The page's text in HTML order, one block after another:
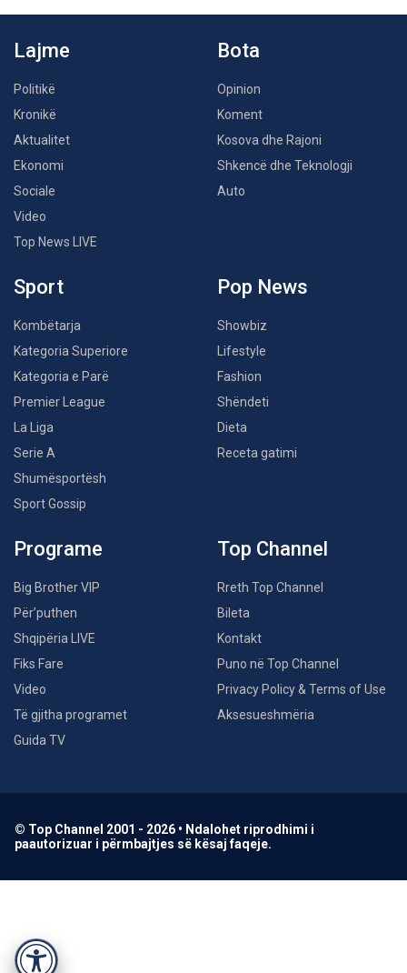
Lajme
Politikë
Kronikë
Aktualitet
Ekonomi
Sociale
Video
Top News LIVE
Bota
Opinion
Koment
Kosova dhe Rajoni
Shkencë dhe Teknologji
Auto
Sport
Kombëtarja
Kategoria Superiore
Kategoria e Parë
Premier League
La Liga
Serie A
Shumësportësh
Sport Gossip
Pop News
Showbiz
Lifestyle
Fashion
Shëndeti
Dieta
Receta gatimi
Programe
Big Brother VIP
Për’puthen
Shqipëria LIVE
Fiks Fare
Video
Të gjitha programet
Guida TV
Top Channel
Rreth Top Channel
Bileta
Kontakt
Puno në Top Channel
Privacy Policy & Terms of Use
Aksesueshmëria
© Top Channel 2001 - 2026 • Ndalohet riprodhimi i
paautorizuar i përmbajtjes së kësaj faqeje.